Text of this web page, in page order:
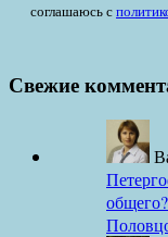
соглашаюсь с
Свежие